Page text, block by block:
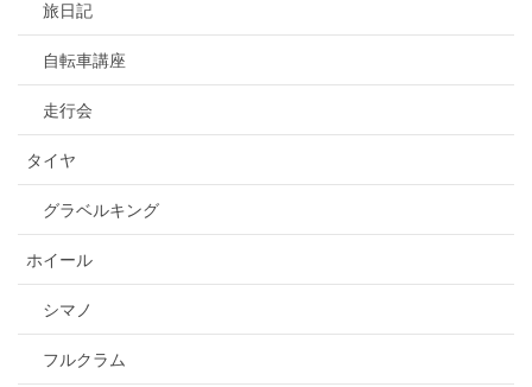
旅日記
自転車講座
走行会
タイヤ
グラベルキング
ホイール
シマノ
フルクラム